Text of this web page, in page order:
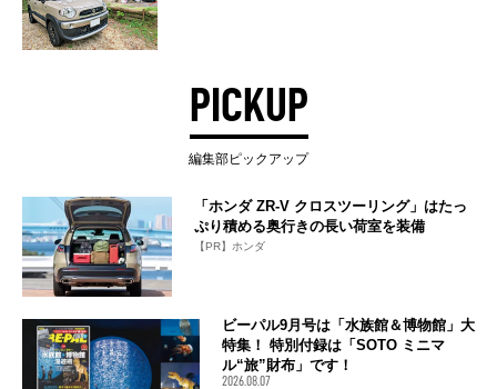
PICKUP
編集部ピックアップ
「ホンダ ZR-V クロスツーリング」はたっ
ぷり積める奥行きの長い荷室を装備
【PR】ホンダ
ビーパル9月号は「水族館＆博物館」大
特集！ 特別付録は「SOTO ミニマ
ル“旅”財布」です！
2026.08.07